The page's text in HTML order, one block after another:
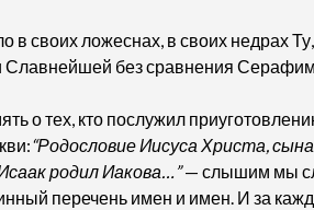
в своих ложеснах, в своих недрах
Славнейшей без сравнения
о тех, кто послужил
“Родословие Иисуса Христа,
родил Иакова…”— слышим мы
перечень имен и имен. И за